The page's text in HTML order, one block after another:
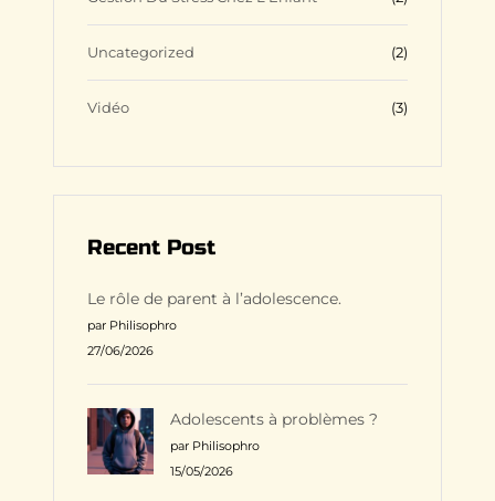
Uncategorized (2)
Vidéo (3)
Recent Post
Le rôle de parent à l’adolescence.
par Philisophro
27/06/2026
Adolescents à problèmes ?
par Philisophro
15/05/2026